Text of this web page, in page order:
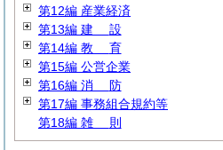
第12編 産業経済
第13編 建 設
第14編 教 育
第15編 公営企業
第16編 消 防
第17編 事務組合規約等
第18編 雑 則